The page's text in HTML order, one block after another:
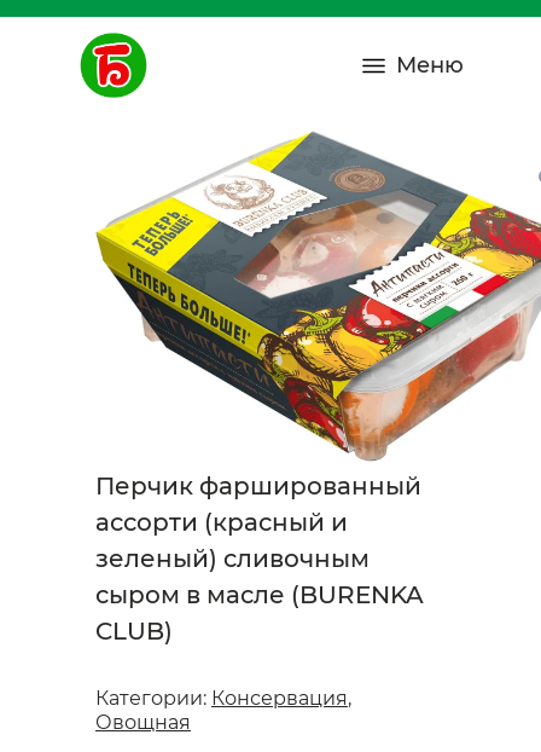
Меню
Перчик фаршированный
ассорти (красный и
зеленый) cливочным
сыром в масле (BURENKA
CLUB)
Категории: Консервация,
Овощная